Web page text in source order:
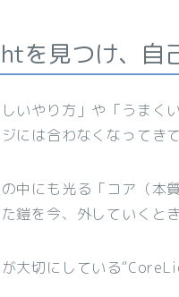
を見つけ、自
いやり方」や「うまく
には合わなくなってき
中にも光る「コア（本
鎧を今、外していくと
大切にしている